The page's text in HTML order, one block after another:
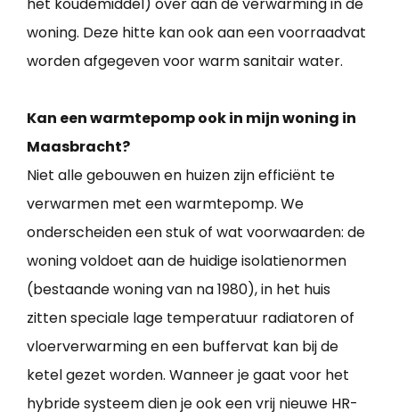
woning. Deze hitte kan ook aan een voorraadvat
worden afgegeven voor warm sanitair water.
Kan een warmtepomp ook in mijn woning in
Maasbracht?
Niet alle gebouwen en huizen zijn efficiënt te
verwarmen met een warmtepomp. We
onderscheiden een stuk of wat voorwaarden: de
woning voldoet aan de huidige isolatienormen
(bestaande woning van na 1980), in het huis
zitten speciale lage temperatuur radiatoren of
vloerverwarming en een buffervat kan bij de
ketel gezet worden. Wanneer je gaat voor het
hybride systeem dien je ook een vrij nieuwe HR-